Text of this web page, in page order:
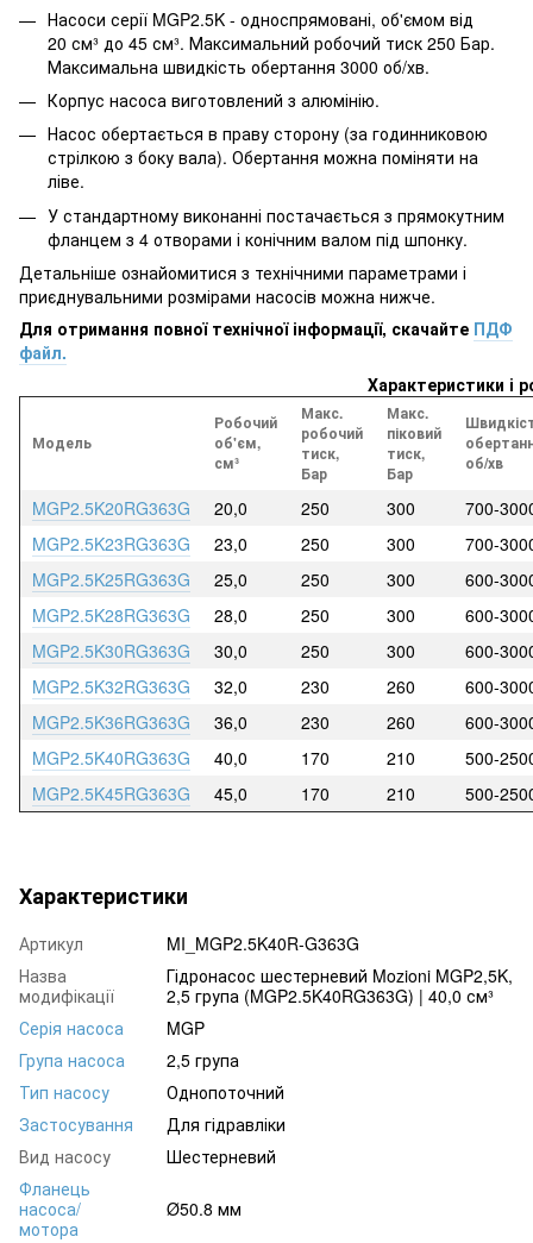
Насоси серії MGP2.5K - односпрямовані, об'ємом від
20 см³ до 45 см³. Максимальний робочий тиск 250 Бар.
Максимальна швидкість обертання 3000 об/хв.
Корпус насоса виготовлений з алюмінію.
Насос обертається в праву сторону (за годинниковою
стрілкою з боку вала). Обертання можна поміняти на
ліве.
У стандартному виконанні постачається з прямокутним
фланцем з 4 отворами і конічним валом під шпонку.
Детальніше ознайомитися з технічними параметрами і
приєднувальними розмірами насосів можна нижче.
Для отримання повної технічної інформації, скачайте ПДФ
файл.
Характеристики і
Модель
Робочий
об'єм,
см³
Макс.
робочий
тиск,
Бар
Макс.
піковий
тиск,
Бар
об/хв
MGP2.5K20RG363G 20,0 250 300
700-
MGP2.5K23RG363G
23,0 250 300
700-
MGP2.5K25RG363G
25,0 250 300
600-
MGP2.5K28RG363G
28,0 250 300
600-
MGP2.5K30RG363G
30,0 250 300
600-
MGP2.5K32RG363G
32,0 230 260
600-
MGP2.5K36RG363G
36,0 230 260
600-
MGP2.5K40RG363G
40,0 170 210
500-
MGP2.5K45RG363G
45,0 170 210 500-
Характеристики
Артикул
MI_MGP2.5K40R-G363G
Назва
модифікації
Гідронасос шестерневий Mozioni MGP2,5K,
2,5 група (MGP2.5K40RG363G) | 40,0 см³
Серія насоса
MGP
Група насоса
2,5 група
Тип насосу
Однопоточний
Застосування
Для гідравліки
Вид насосу
Шестерневий
Фланець
насоса/
мотора
Ø50.8 мм